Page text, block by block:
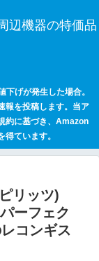
辺機器の特価品
げが発生した場合。
報を投稿します。当ア
約に基づき、Amazon
ています。
リッツ)
ーフェク
コンギス